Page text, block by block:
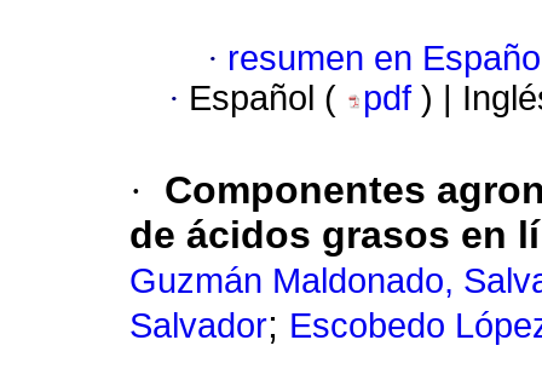
· resumen en
· Español ( pdf ) |
·
Componentes
de ácidos grasos en
Guzmán Maldonado,
Salvador; Escobedo